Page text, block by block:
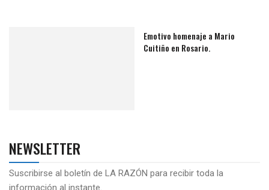
Emotivo homenaje a Mario
Cuitiño en Rosario.
NEWSLETTER
Suscribirse al boletín de LA RAZÓN para recibir toda la
información al instante.